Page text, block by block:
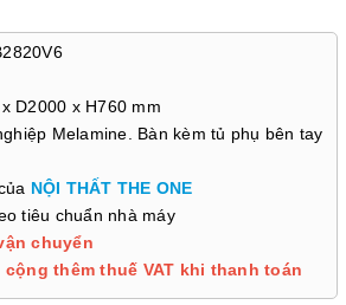
D2000 x H760 mm
Melamine. Bàn kèm tủ phụ bên tay
NỘI THẤT THE ONE
tiêu chuẩn nhà máy
chuyển
thêm thuế VAT khi thanh toán